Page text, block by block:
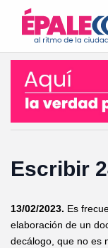
Escribir
13/02/2023. Es
elaboración de un
decálogo, que no es